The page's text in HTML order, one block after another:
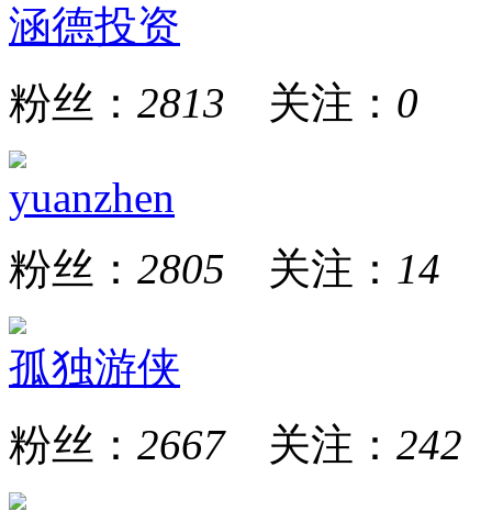
涵德投资
粉丝： 2813 关注： 0
yuanzhen
粉丝： 2805 关注： 14
孤独游侠
粉丝： 2667关注： 242